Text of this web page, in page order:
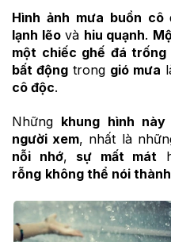
Hình ảnh mưa buồn cô
lạnh lẽovà hiu quạnh.
một chiếc ghế đá trống
bất độngtrong gió mưa
cô độc.
Những khung hình này
người xem, nhất là
nỗi nhớ, sự mất mát
rỗng không thể nói